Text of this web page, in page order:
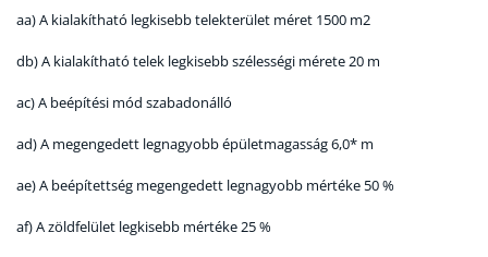
aa) A kialakítható legkisebb telekterület méret 1500 m2
db) A kialakítható telek legkisebb szélességi mérete 20 m
ac) A beépítési mód szabadonálló
ad) A megengedett legnagyobb épületmagasság 6,0* m
ae) A beépítettség megengedett legnagyobb mértéke 50 %
af) A zöldfelület legkisebb mértéke 25 %